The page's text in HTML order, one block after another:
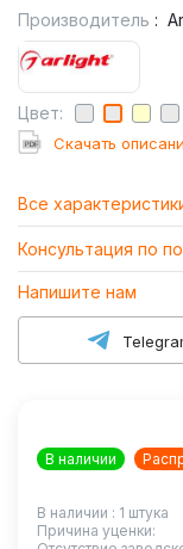
Производитель :
Цвет:
Cкачать
Все
Консультация по
Напишите нам
В наличии
В наличии : 1 штука
Причина уценки: